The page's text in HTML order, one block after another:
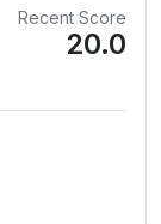
Recent Score
20.0